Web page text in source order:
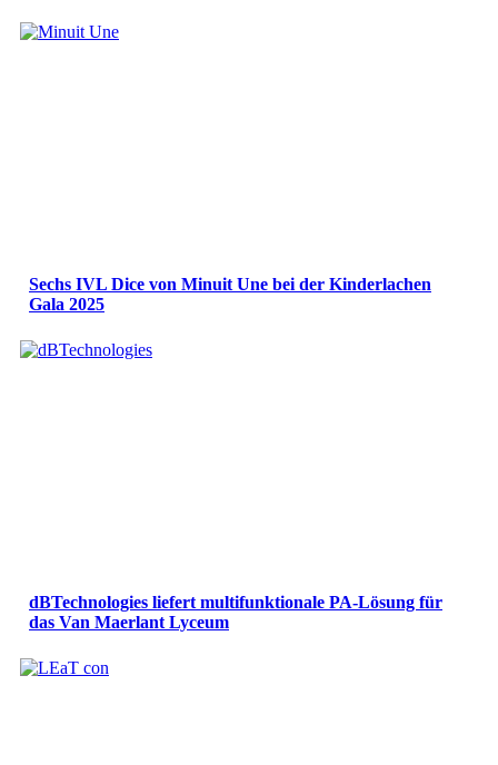
Sechs IVL Dice von Minuit Une bei der Kinderlachen
Gala 2025
dBTechnologies liefert multifunktionale PA-Lösung für
das Van Maerlant Lyceum